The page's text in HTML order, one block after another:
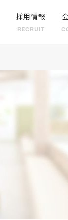
採用情報
RECRUIT